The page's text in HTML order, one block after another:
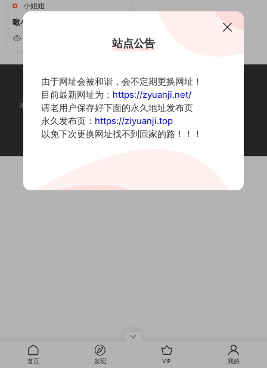
小姐姐
啾小妍Deer – 斗鱼主播写真合集
[持续更新]
本站为摄影写真图片网站，内容来自网络收集整理，仅作个人学习使用。
如有违法内容请联系删除
Copyright © 2022 资源集
首页 发现 VIP 我的
站点公告
由于网址会被和谐，会不定期更换网址！
目前最新网址为： https://zyuanji.net/
请老用户保存好下面的永久地址发布页
永久发布页： https://ziyuanji.top
以免下次更换网址找不到回家的路！！！